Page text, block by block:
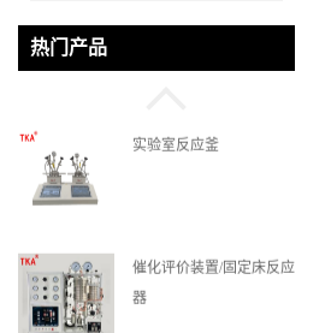
热门产品
微通道反应器
实验室反应釜
催化评价装置/固定床反应
器